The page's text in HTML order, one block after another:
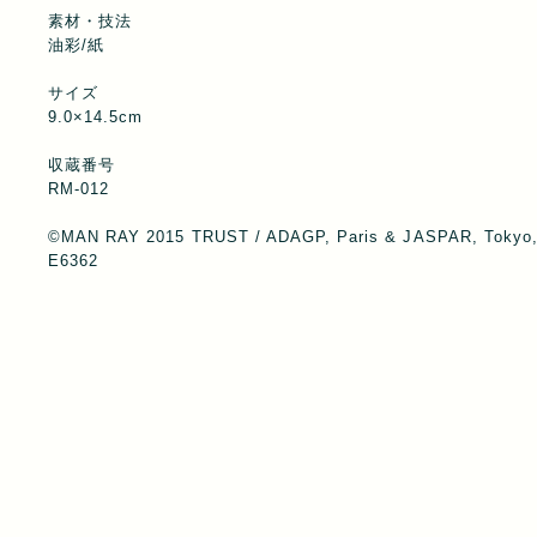
素材・技法
油彩/紙
サイズ
9.0×14.5cm
収蔵番号
RM-012
©MAN RAY 2015 TRUST / ADAGP, Paris & JASPAR,
E6362